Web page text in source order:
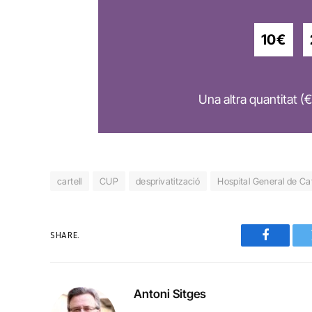
10€
Una altra quantitat
cartell CUP desprivatització Hospital General de
SHARE.
Antoni Sitges